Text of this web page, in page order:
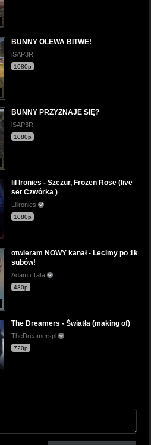
BUNNY OLEWA BITWE!
iSAP3R
1080p
BUNNY PRZYZNAJE SIĘ?
iSAP3R
1080p
lil Ironies - Szczur, Frozen Rose (live
set Czwórka )
Lilironies
1080p
otwieram NOWY kanał - Lecimy po 1k
subów!
Adam i Tata
480p
The Dreamers - Światła (making of)
TheDreamerspl
720p